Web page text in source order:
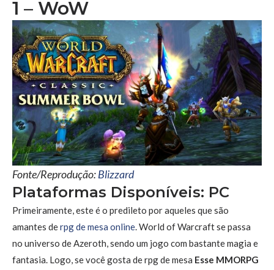
1 – WoW
Fonte/Reprodução:Blizzard
Plataformas Disponíveis: PC
Primeiramente, este é o predileto por aqueles que são
amantes derpg de mesa online. World of Warcraft se passa
no universo de Azeroth, sendo um jogo com bastante magia e
fantasia. Logo, se você gosta de rpg de mesa Esse MMORPG